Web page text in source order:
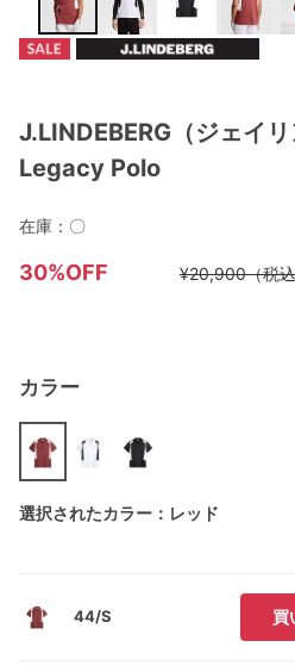
J.LINDEBERG（ジェイリ
Legacy Polo
30%OFF ¥20,900（税
カラー
選択されたカラー：レッド
44/S 買
在庫： 〇